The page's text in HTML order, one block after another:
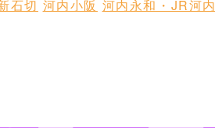
石切 河内小阪 河内永和・JR河内